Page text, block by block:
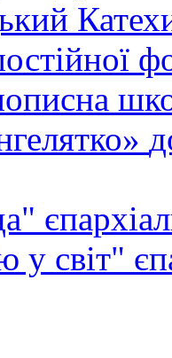
у світ"